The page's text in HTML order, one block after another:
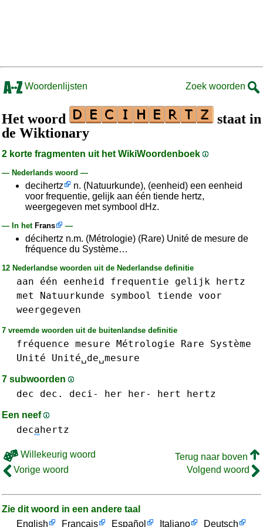
Woordenlijsten Zoek woorden
Het woord
staat in
de Wiktionary
2 korte fragmenten uit het WikiWoordenboek
— Nederlands woord —
decihertz
n. (Natuurkunde), (eenheid) een eenheid
voor frequentie, gelijk aan één tiende hertz,
weergegeven met symbool dHz.
— In het Frans —
décihertz n.m. (Métrologie) (Rare) Unité de mesure de
fréquence du Système…
12 Nederlandse woorden uit de Nederlandse definitie
aan één eenheid frequentie gelijk hertz
met
Natuurkunde symbool tiende
voor
weergegeven
7 vreemde woorden uit de buitenlandse definitie
fréquence mesure Métrologie Rare
Système
Unité
Unité␣de␣mesure
7 subwoorden
dec dec. deci- her her- hert hertz
Een neef
decahertz
Willekeurig woord
Terug naar boven
Vorige woord
Volgend woord
Zie dit woord in een andere taal
English
Français Español Italiano Deutsch